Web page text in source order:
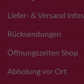
Liefer- & Versand Infos
Rücksendungen
Öffnungszeiten Shop
Abholung vor Ort